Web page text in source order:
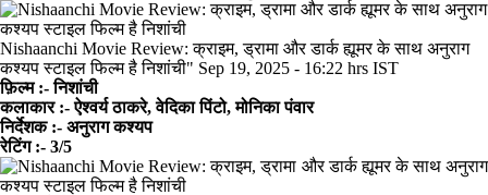
Nishaanchi Movie Review: क्राइम, ड्रामा और डार्क ह्यूमर के साथ अनुराग
कश्यप स्टाइल फिल्म है निशांची" Sep 19, 2025 - 16:22 hrs IST
फ़िल्म :- निशांची
कलाकार :- ऐश्वर्य ठाकरे, वेदिका पिंटो, मोनिका पंवार
निर्देशक :- अनुराग कश्यप
रेटिंग :- 3/5